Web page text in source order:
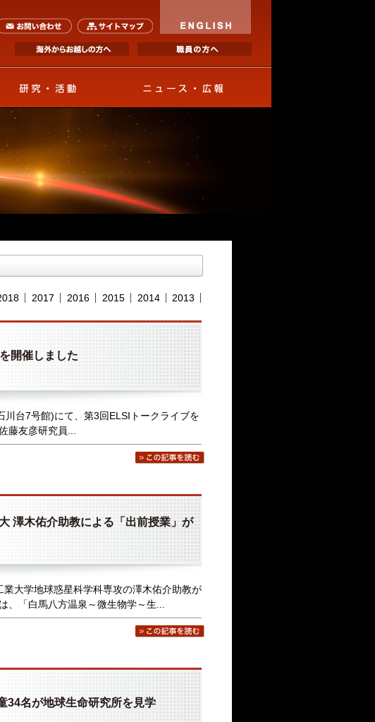
アクセス お問い合わせ サイトマップ
2017 2016 2015 2014 2013
開催しました
台7号館)にて、第3回ELSIトークライブを
藤友彦研究員...
澤木佑介助教による「出前授業」が
大学地球惑星科学科専攻の澤木佑介助教が
「白馬八方温泉～微生物学～生...
34名が地球生命研究所を見学